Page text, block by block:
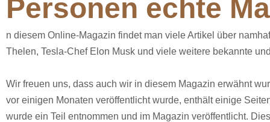
Personen echte
n diesem Online-Magazin findet man viele Artikel über
Thelen, Tesla-Chef Elon Musk und viele weitere bekannte
Wir freuen uns, dass auch wir in diesem Magazin erwähnt
vor einigen Monaten veröffentlicht wurde, enthält einige
wurde ein Teil entnommen und im Magazin veröffentlicht.